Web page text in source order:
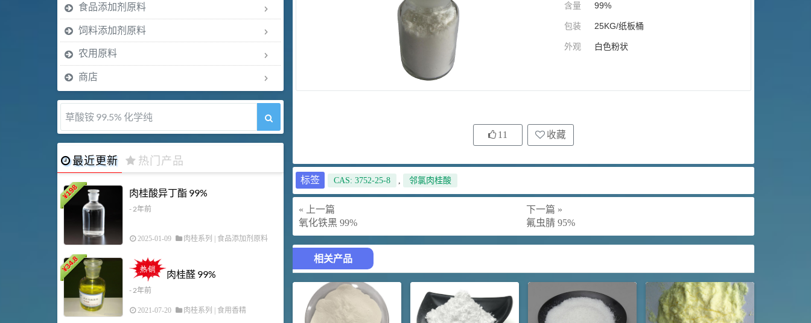
含量 99%
包装 25KG/纸板桶
外观 白色粉状
11 收藏
标签 CAS: 3752-25-8 , 邻氯肉桂酸
« 上一篇
氧化铁黑 99%
下一篇 »
氟虫腈 95%
相关产品
食品添加剂原料
饲料添加剂原料
农用原料
商店
5-甲氧基吲哚 98%
最近更新 热门产品
¥
198 肉桂酸异丁酯 99%
- 2年前
2025-01-09 肉桂系列 | 食品添加剂原料
¥
34.8
肉桂醛 99%
- 2年前
2021-07-20 肉桂系列 食用香精
42 1 胍基乙酸 98%
2021-05-25 饲料添加剂原料
乙酸橙花酯 99%
浏览量 - 5.51w
2021-06-17 化工原料